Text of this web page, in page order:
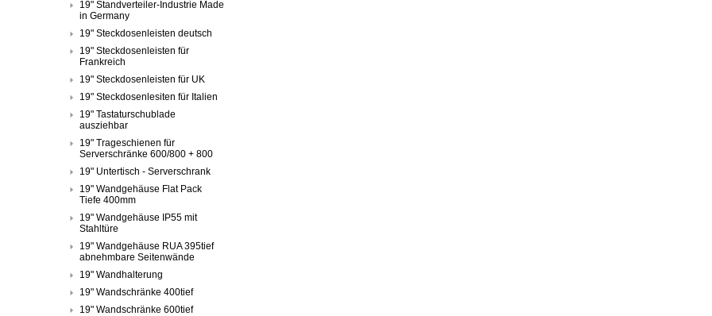
19" Standverteiler-Industrie Made
in Germany
19" Steckdosenleisten deutsch
19" Steckdosenleisten für
Frankreich
19" Steckdosenleisten für UK
19" Steckdosenlesiten für Italien
19" Tastaturschublade
ausziehbar
19" Trageschienen für
Serverschränke 600/800 + 800
19" Untertisch - Serverschrank
19" Wandgehäuse Flat Pack
Tiefe 400mm
19" Wandgehäuse IP55 mit
Stahltüre
19" Wandgehäuse RUA 395tief
abnehmbare Seitenwände
19" Wandhalterung
19" Wandschränke 400tief
19" Wandschränke 600tief